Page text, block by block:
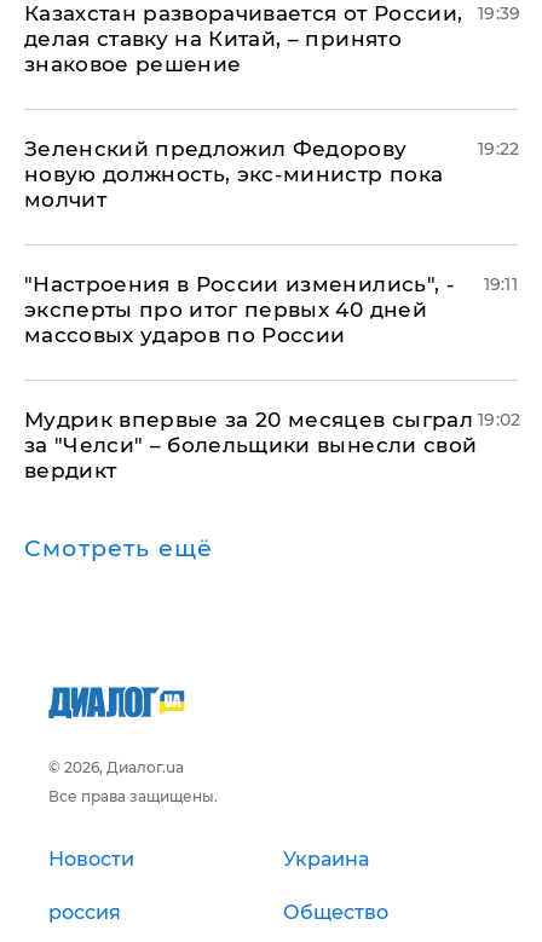
Казахстан разворачивается от России,
делая ставку на Китай, – принято
знаковое решение
19:39
Зеленский предложил Федорову
новую должность, экс-министр пока
молчит
19:22
"Настроения в России изменились", -
эксперты про итог первых 40 дней
массовых ударов по России
19:11
Мудрик впервые за 20 месяцев сыграл
за "Челси" – болельщики вынесли свой
вердикт
19:02
Смотреть ещё
© 2026, Диалог.ua
Все права защищены.
Новости Украина
россия Общество